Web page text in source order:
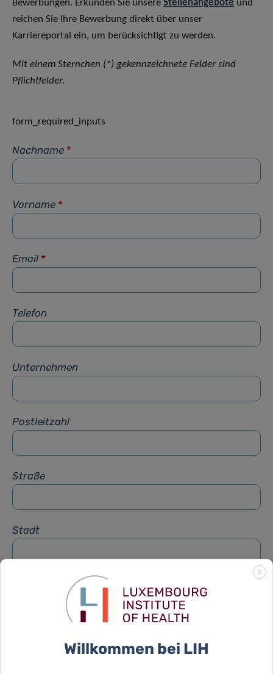
Bewerbungen. Erkunden Sie unsere Stellenangebote und
reichen Sie Ihre Bewerbung direkt über unser
Karriereportal ein, um berücksichtigt zu werden.
Mit einem Sternchen (*) gekennzeichnete Felder sind
Pflichtfelder.
form_required_inputs
Nachname *
Vorname *
Email *
Telefon
Unternehmen
Postleitzahl
Straße
Stadt
X
Willkommen bei LIH